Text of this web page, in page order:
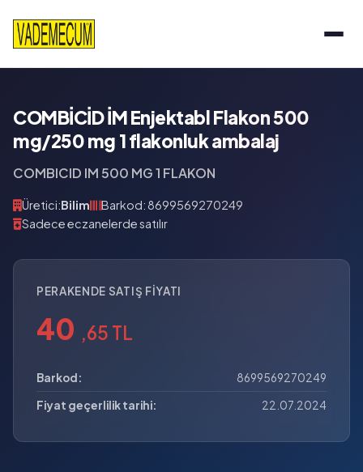
COMBİCİD İM Enjektabl Flakon 500
mg/250 mg 1 flakonluk ambalaj
COMBICID IM 500 MG 1 FLAKON
Üretici:Bilim
Barkod: 8699569270249
Sadece eczanelerde satılır
PERAKENDE SATIŞ FIYATI
40 ,65 TL
Barkod:
8699569270249
Fiyat geçerlilik tarihi:
22.07.2024